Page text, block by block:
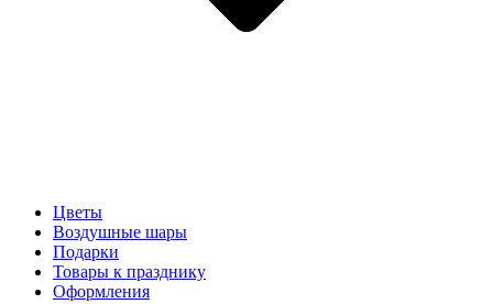
Цветы
Воздушные шары
Подарки
Товары к празднику
Оформления